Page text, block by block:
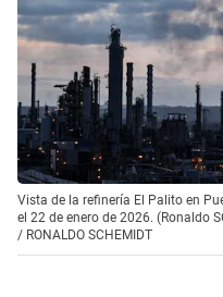
Vista de la refinería El Palito en
el 22 de enero de 2026. (Ronaldo
/ RONALDO SCHEMIDT